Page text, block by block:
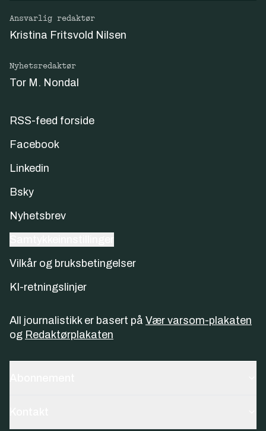
Ansvarlig redaktør
Kristina Fritsvold Nilsen
Nyhetsredaktør
Tor M. Nondal
RSS-feed forside
Facebook
Linkedin
Bsky
Nyhetsbrev
Vilkår og bruksbetingelser
KI-retningslinjer
All journalistikk er basert på Vær varsom-plakaten
og Redaktørplakaten